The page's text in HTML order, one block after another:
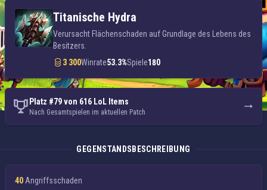
Titanische Hydra
Verursacht Flächenschaden auf Grundlage des Lebens des
Besitzers.
3 300Winrate53.3%Spiele180
Platz #79 von 616 LoL Items
Nach Gesamtspielen im aktuellen Patch
GEGENSTANDSBESCHREIBUNG
40 Angriffsschaden